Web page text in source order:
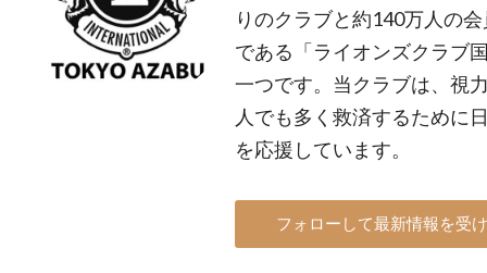
りのクラブと約140万人の
である「ライオンズクラブ
一つです。当クラブは、視
人でも多く救済するために
を応援しています。
フォローして最新情報を受